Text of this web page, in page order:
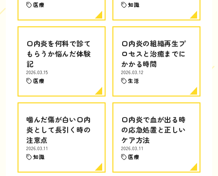
医療 知識
口内炎を何科で診て
もらうか悩んだ体験
記
2026.03.15
医療
口内炎の組織再生プ
ロセスと治癒までに
かかる時間
2026.03.12
生活
噛んだ傷が白い口内
炎として長引く時の
注意点
2026.03.11
知識
口内炎で血が出る時
の応急処置と正しい
ケア方法
2026.03.11
医療